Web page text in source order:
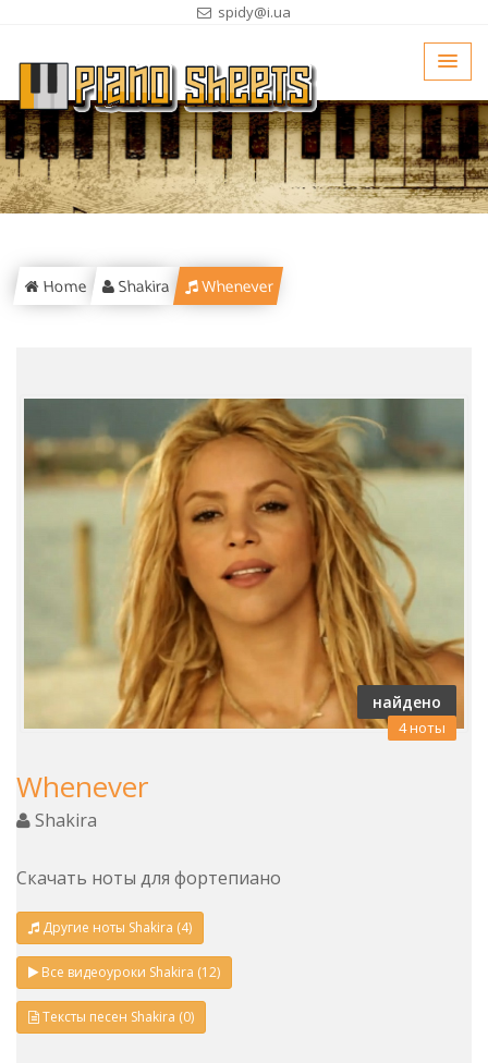
spidy@i.ua
Home Shakira Whenever
найдено
4 ноты
Whenever
Shakira
Скачать ноты для фортепиано
Другие ноты Shakira (4)
Все видеоуроки Shakira (12)
Тексты песен Shakira (0)